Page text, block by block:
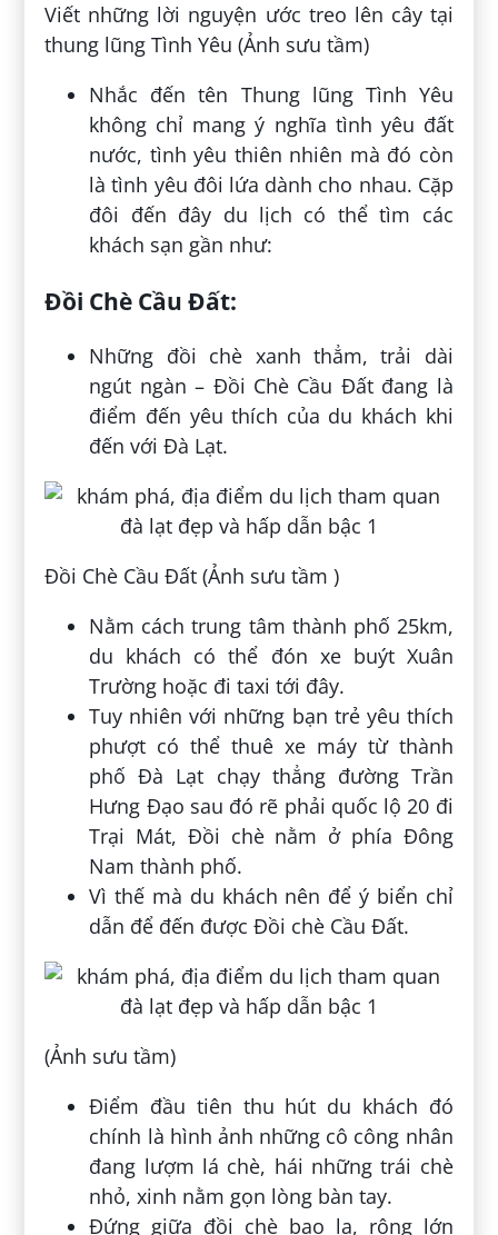
Viết những lời nguyện ước treo lên cây tại
thung lũng Tình Yêu (Ảnh sưu tầm)
Nhắc đến tên Thung lũng Tình Yêu
không chỉ mang ý nghĩa tình yêu đất
nước, tình yêu thiên nhiên mà đó còn
là tình yêu đôi lứa dành cho nhau. Cặp
đôi đến đây du lịch có thể tìm các
khách sạn gần như:
Đồi Chè Cầu Đất:
Những đồi chè xanh thẳm, trải dài
ngút ngàn – Đồi Chè Cầu Đất đang là
điểm đến yêu thích của du khách khi
đến với Đà Lạt.
Đồi Chè Cầu Đất (Ảnh sưu tầm )
Nằm cách trung tâm thành phố 25km,
du khách có thể đón xe buýt Xuân
Trường hoặc đi taxi tới đây.
Tuy nhiên với những bạn trẻ yêu thích
phượt có thể thuê xe máy từ thành
phố Đà Lạt chạy thẳng đường Trần
Hưng Đạo sau đó rẽ phải quốc lộ 20 đi
Trại Mát, Đồi chè nằm ở phía Đông
Nam thành phố.
Vì thế mà du khách nên để ý biển chỉ
dẫn để đến được Đồi chè Cầu Đất.
(Ảnh sưu tầm)
Điểm đầu tiên thu hút du khách đó
chính là hình ảnh những cô công nhân
đang lượm lá chè, hái những trái chè
nhỏ, xinh nằm gọn lòng bàn tay.
Đứng giữa đồi chè bao la, rộng lớn